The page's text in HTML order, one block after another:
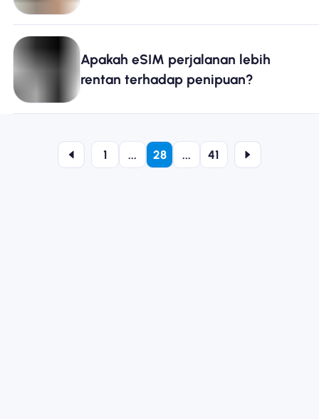
Apakah eSIM perjalanan lebih
rentan terhadap penipuan?
1 ... 28 ... 41